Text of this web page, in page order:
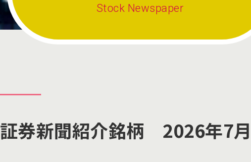
Stock Newspaper
証券新聞紹介銘柄 2026年7